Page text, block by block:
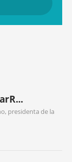
presidenta de la